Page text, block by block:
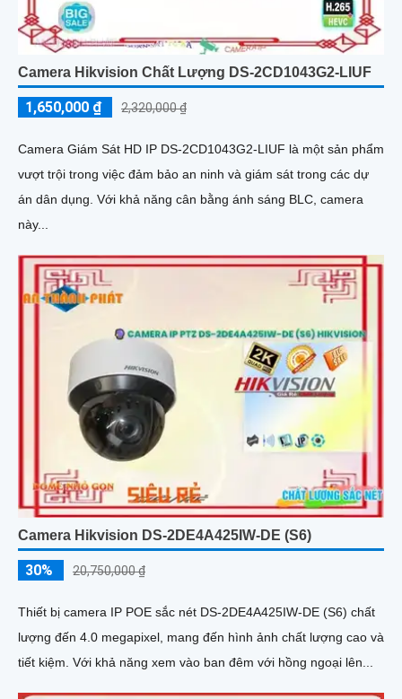
Camera Hikvision Chất Lượng DS-2CD1043G2-LIUF
1,650,000 ₫ 2,320,000 ₫
Camera Giám Sát HD IP DS-2CD1043G2-LIUF là một sản phẩm
vượt trội trong việc đảm bảo an ninh và giám sát trong các dự
án dân dụng. Với khả năng cân bằng ánh sáng BLC, camera
này...
Camera Hikvision DS-2DE4A425IW-DE (S6)
30% 20,750,000 ₫
Thiết bị camera IP POE sắc nét DS-2DE4A425IW-DE (S6) chất
lượng đến 4.0 megapixel, mang đến hình ảnh chất lượng cao và
tiết kiệm. Với khả năng xem vào ban đêm với hồng ngoại lên...